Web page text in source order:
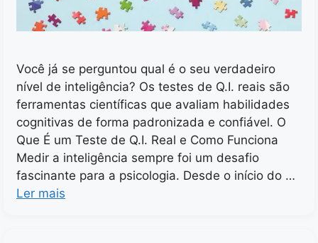
Você já se perguntou qual é o seu verdadeiro
nível de inteligência? Os testes de Q.I. reais são
ferramentas científicas que avaliam habilidades
cognitivas de forma padronizada e confiável. O
Que É um Teste de Q.I. Real e Como Funciona
Medir a inteligência sempre foi um desafio
fascinante para a psicologia. Desde o início do …
Ler mais